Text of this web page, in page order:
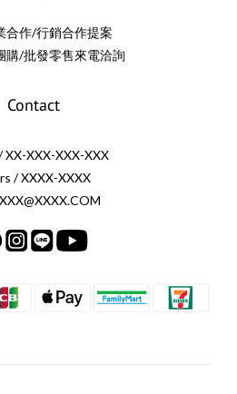
合作/行銷合作提案
購/批發零售來電洽詢
Contact
XX-XXX-XXX-XXX
/ XXXX-XXXX